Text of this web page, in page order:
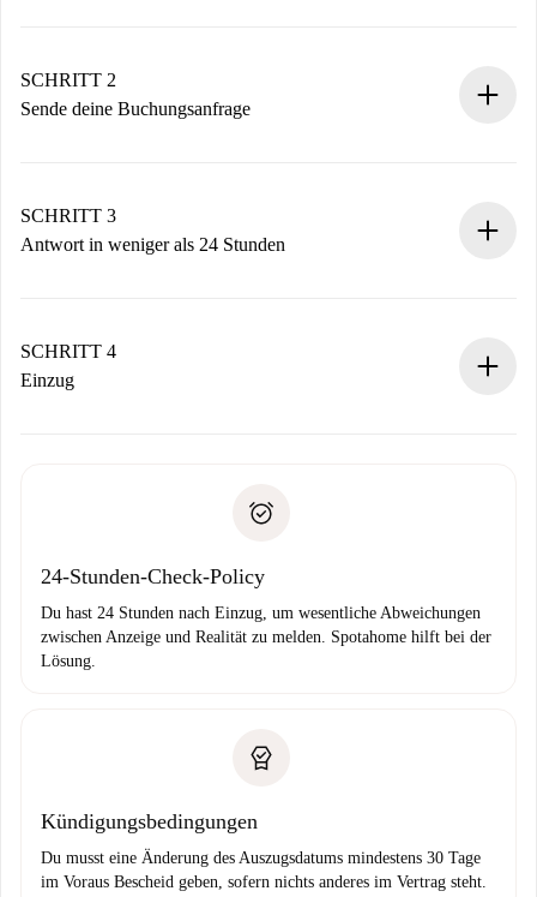
Du erhältst alle notwendigen Informationen im Voraus.
SCHRITT 2
Sende deine Buchungsanfrage
Denk daran, dass wir dich erst belasten, wenn der
Vermieter zustimmt.
SCHRITT 3
Antwort in weniger als 24 Stunden
stellen den Kontakt her.
Wenn der Vermieter ablehnen muss, entstehen keine
SCHRITT 4
Einzug
24-Stunden-Check-Policy
Du hast 24 Stunden nach Einzug, um wesentliche Abweichungen
zwischen Anzeige und Realität zu melden. Spotahome hilft bei der
Lösung.
Kündigungsbedingungen
Du musst eine Änderung des Auszugsdatums mindestens 30 Tage
im Voraus Bescheid geben, sofern nichts anderes im Vertrag steht.